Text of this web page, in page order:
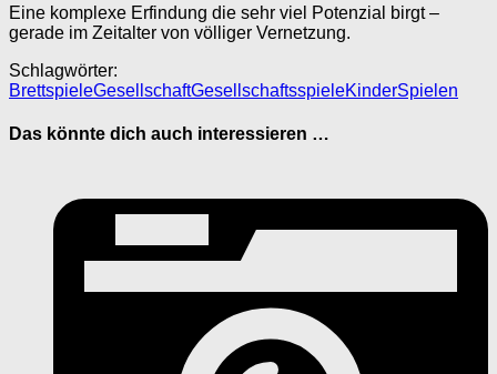
Eine komplexe Erfindung die sehr viel Potenzial birgt –
gerade im Zeitalter von völliger Vernetzung.
Schlagwörter:
BrettspieleGesellschaftGesellschaftsspieleKinderSpielen
Das könnte dich auch interessieren …